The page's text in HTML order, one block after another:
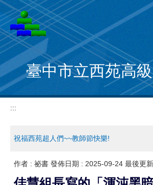
跳
到
主
要
內
容
區
臺中市立西苑高
:::
祝福西苑超人們~~教師節快樂!
作者 : 祕書 發佈日期 : 2025-09-24 最後更